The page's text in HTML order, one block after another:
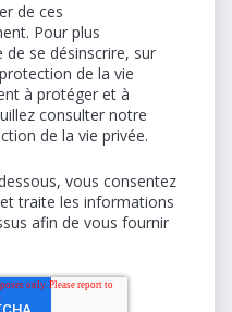
de ces
Pour plus
se désinscrire, sur
de la vie
à protéger et à
consulter notre
de la vie privée.
vous consentez
traite les informations
afin de vous fournir